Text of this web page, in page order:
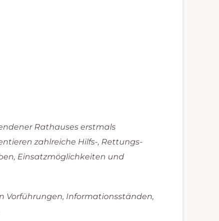
Rathauses erstmals
zahlreiche Hilfs-, Rettungs-
Einsatzmöglichkeiten und
Vorführungen, Informationsständen,